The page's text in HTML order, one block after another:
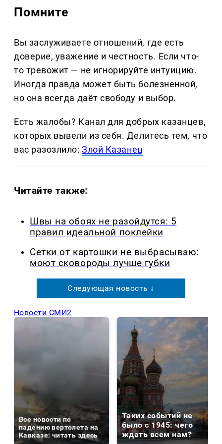
Помните
Вы заслуживаете отношений, где есть
доверие, уважение и честность. Если что-
то тревожит — не игнорируйте интуицию.
Иногда правда может быть болезненной,
но она всегда даёт свободу и выбор.
Есть жалобы? Канал для добрых казанцев,
которых вывели из себя. Делитеcь тем, что
вас разозлило:Злой Казанец
Читайте также:
Швы на обоях не разойдутся: 5
правил идеальной поклейки
Сетки от картошки не выбрасываю:
моют сковороды лучше губки
Следующая новость ↓
Новости СМИ2
Все новости по
падению вертолета на
Кавказе: читать здесь
Таких событий не
было с 1945: чего
ждать всем нам?